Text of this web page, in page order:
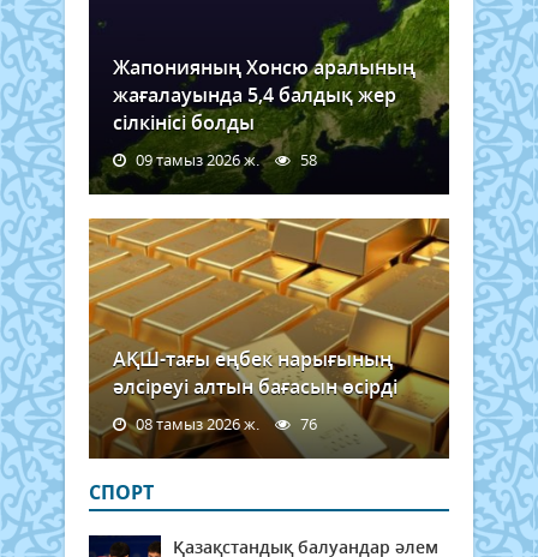
Жапонияның Хонсю аралының
жағалауында 5,4 балдық жер
сілкінісі болды
09 тамыз 2026 ж. 58
АҚШ-тағы еңбек нарығының
әлсіреуі алтын бағасын өсірді
08 тамыз 2026 ж. 76
СПОРТ
Қазақстандық балуандар әлем